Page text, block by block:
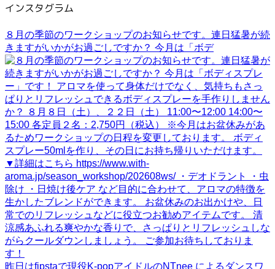
インスタグラム
８月の季節のワークショップのお知らせです。連日猛暑が続
きますがいかがお過ごしですか？ 今月は「ボデ
昨日はfipstaで現役K-popアイドルのNTnee によるダンスワ